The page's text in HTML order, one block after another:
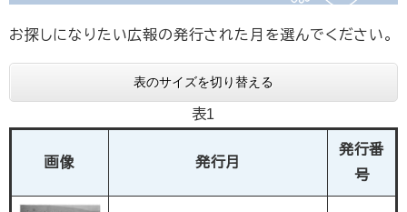
お探しになりたい広報の発行された月を選んでください。
表のサイズを切り替える
表1
画像 発行月
発行番
号